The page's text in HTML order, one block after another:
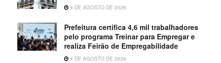
6 DE AGOSTO DE 2026
Prefeitura certifica 4,6 mil trabalhadores
pelo programa Treinar para Empregar e
realiza Feirão de Empregabilidade
4 DE AGOSTO DE 2026